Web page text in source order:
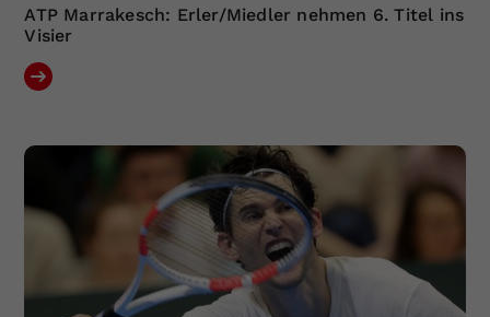
ATP Marrakesch: Erler/Miedler nehmen 6. Titel ins
Visier